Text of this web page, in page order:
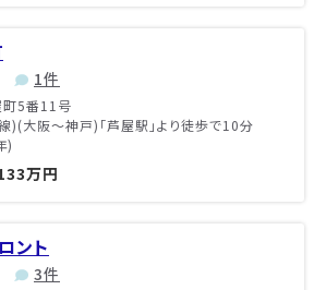
1件
5番11号
)(大阪～神戸)「芦屋駅」より徒歩で10分
)
万円
ント
3件